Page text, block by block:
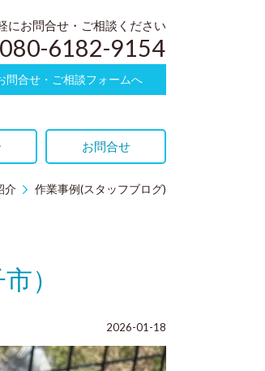
にお問合せ・ご相談ください
080-6182-9154
問合せ・ご相談フォームへ
お問合せ
介 作業事例(スタッフブログ)
）
2026-01-18